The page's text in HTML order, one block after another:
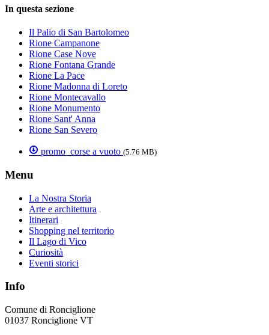
In questa sezione
Il Palio di San Bartolomeo
Rione Campanone
Rione Case Nove
Rione Fontana Grande
Rione La Pace
Rione Madonna di Loreto
Rione Montecavallo
Rione Monumento
Rione Sant' Anna
Rione San Severo
promo_corse a vuoto (5.76 MB)
Menu
La Nostra Storia
Arte e architettura
Itinerari
Shopping nel territorio
Il Lago di Vico
Curiosità
Eventi storici
Info
Comune di Ronciglione
01037 Ronciglione VT